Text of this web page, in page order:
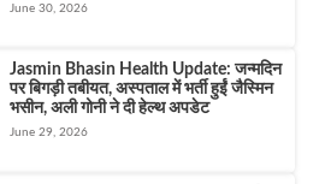
June 30, 2026
Jasmin Bhasin Health Update: जन्मदिन
पर बिगड़ी तबीयत, अस्पताल में भर्ती हुईं जैस्मिन
भसीन, अली गोनी ने दी हेल्थ अपडेट
June 29, 2026